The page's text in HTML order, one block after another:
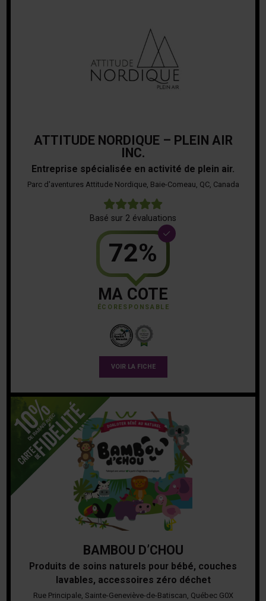
ATTITUDE NORDIQUE – PLEIN AIR
INC.
Entreprise spécialisée en activité de plein air.
Parc d'aventures Attitude Nordique, Baie-Comeau, QC, Canada
Basé sur 2 évaluations
72%
MA COTE
ÉCORESPONSABLE
VOIR LA FICHE
BAMBOU D’CHOU
Produits de soins naturels pour bébé, couches
lavables, accessoires zéro déchet
Rue Principale, Sainte-Geneviève-de-Batiscan, Québec G0X